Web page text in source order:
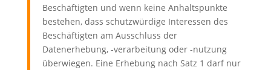
Beschäftigten und wenn keine Anhaltspunkte
bestehen, dass schutzwürdige Interessen des
Beschäftigten am Ausschluss der
Datenerhebung, -verarbeitung oder -nutzung
überwiegen. Eine Erhebung nach Satz 1 darf nur